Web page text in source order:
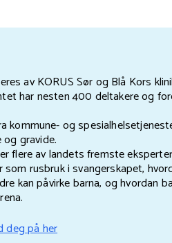
av KORUS Sør og Blå Kors
har nesten 400 deltakere og
kommune- og
gravide.
flere av landets fremste
rusbruk i svangerskapet,
kan påvirke barna, og hvordan
deg på her